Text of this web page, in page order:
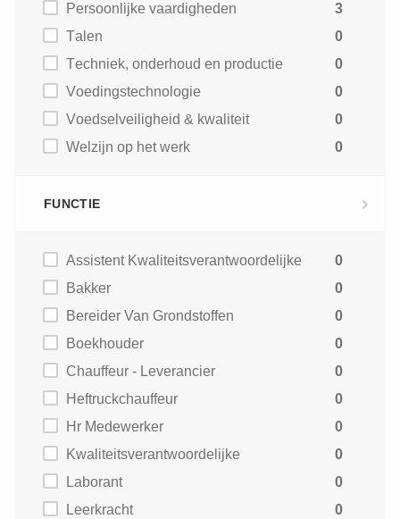
Persoonlijke vaardigheden
3
Talen
0
Techniek, onderhoud en productie
0
Voedingstechnologie
0
Voedselveiligheid & kwaliteit
0
Welzijn op het werk
0
FUNCTIE
Assistent Kwaliteitsverantwoordelijke
0
Bakker
0
Bereider Van Grondstoffen
0
Boekhouder
0
Chauffeur - Leverancier
0
Heftruckchauffeur
0
Hr Medewerker
0
Kwaliteitsverantwoordelijke
0
Laborant
0
Leerkracht
0